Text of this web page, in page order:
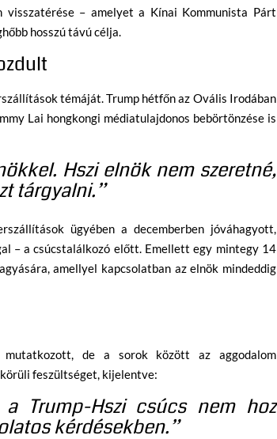
visszatérése – amelyet a Kínai Kommunista Párt
hosszú távú célja.
témáját. Trump hétfőn az Ovális Irodában
Lai hongkongi médiatulajdonos bebörtönzése is
Hszi elnök nem szeretné,
tárgyalni.”
ügyében a decemberben jóváhagyott,
– a csúcstalálkozó előtt. Emellett egy mintegy 14
amellyel kapcsolatban az elnök mindeddig
mutatkozott, de a sorok között az aggodalom
feszültséget, kijelentve:
a Trump-Hszi csúcs nem hoz
kérdésekben.”